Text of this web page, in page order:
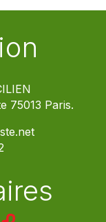
75013 Paris.